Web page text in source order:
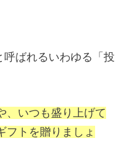
ばれるいわゆる「投
、いつも盛り上げて
フトを贈りましょ